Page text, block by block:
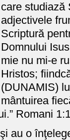
care studiază
adjectivele
Scriptură
Domnului
mie nu mi-e
Hristos;
(DUNAMIS)
mântuirea
Romani
au o